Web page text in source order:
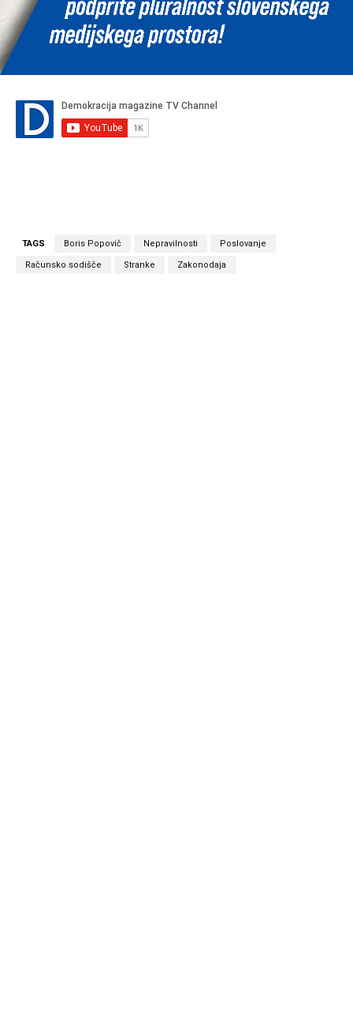
TAGS Boris Popovič Nepravilnosti Poslovanje
Računsko sodišče Stranke Zakonodaja